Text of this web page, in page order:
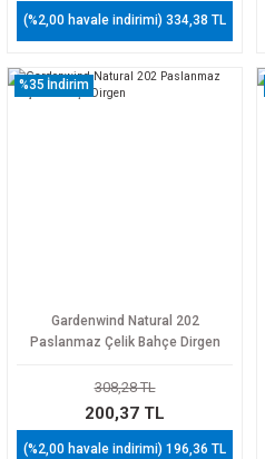
(%2,00 havale indirimi) 334,38 TL
%35 İndirim
Gardenwind Natural 202
Paslanmaz Çelik Bahçe Dirgen
308,28 TL
200,37 TL
(%2,00 havale indirimi) 196,36 TL